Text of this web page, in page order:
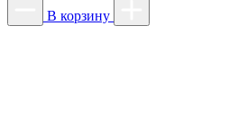
В корзину